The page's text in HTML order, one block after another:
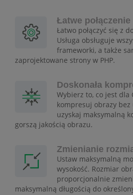
Łatwe połączenie
Łatwo połączyć się z
Usługa obsługuje
frameworki, a także
zaprojektowane strony w PHP.
Doskonała
Wybierz to, co jest
kompresuj obrazy
uzyskaj maksymalną
gorszą jakością obrazu.
Zmienianie
Ustaw maksymalną
wysokość. Rozmiar
proporcjonalnie
maksymalną długością do